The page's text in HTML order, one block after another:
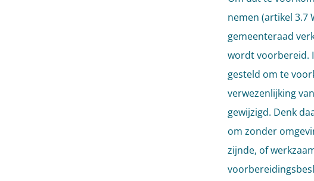
nemen (artikel 3.7
gemeenteraad
wordt voorbereid.
gesteld om te
verwezenlijking
gewijzigd. Denk
om zonder
zijnde, of